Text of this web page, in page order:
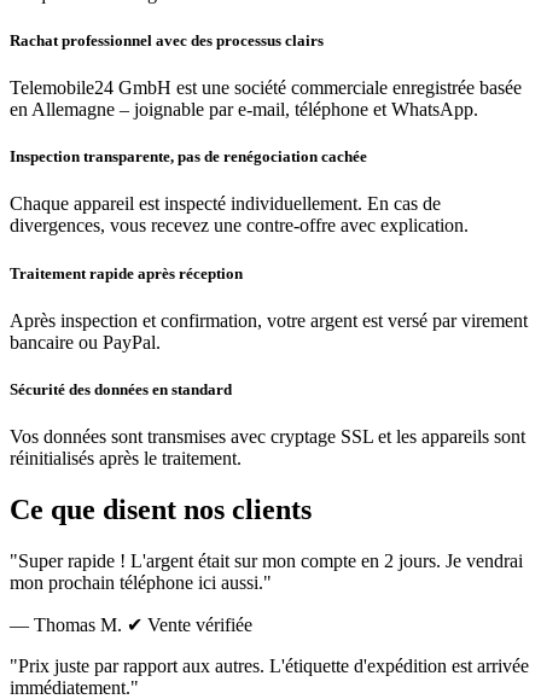
Rachat professionnel avec des processus clairs
Telemobile24 GmbH est une société commerciale enregistrée basée
en Allemagne – joignable par e-mail, téléphone et WhatsApp.
Inspection transparente, pas de renégociation cachée
Chaque appareil est inspecté individuellement. En cas de
divergences, vous recevez une contre-offre avec explication.
Traitement rapide après réception
Après inspection et confirmation, votre argent est versé par virement
bancaire ou PayPal.
Sécurité des données en standard
Vos données sont transmises avec cryptage SSL et les appareils sont
réinitialisés après le traitement.
Ce que disent nos clients
"Super rapide ! L'argent était sur mon compte en 2 jours. Je vendrai
mon prochain téléphone ici aussi."
— Thomas M. ✔ Vente vérifiée
"Prix juste par rapport aux autres. L'étiquette d'expédition est arrivée
immédiatement."